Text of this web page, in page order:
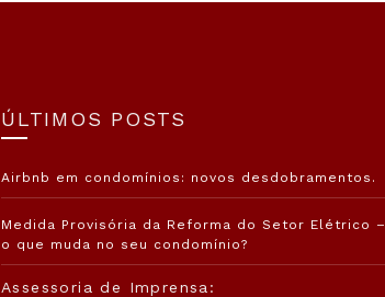
ÚLTIMOS POSTS
Airbnb em condomínios: novos desdobramentos.
Medida Provisória da Reforma do Setor Elétrico –
o que muda no seu condomínio?
Assessoria de Imprensa: